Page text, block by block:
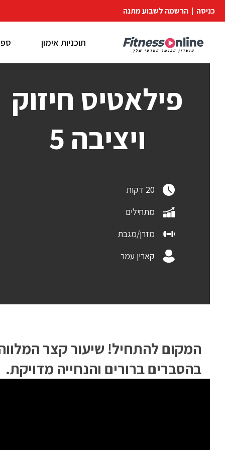
כניסה | הרשמה לשבוע מתנה
תוכניות אימון
פילאטיס חיזוק
ויציבה 5
20 דקות
מתחילים
מזרן/מגבת
קארין עמר
המקום להתחיל! שיעור קצר
בהסברים ברורים והנחייה מדויקת.